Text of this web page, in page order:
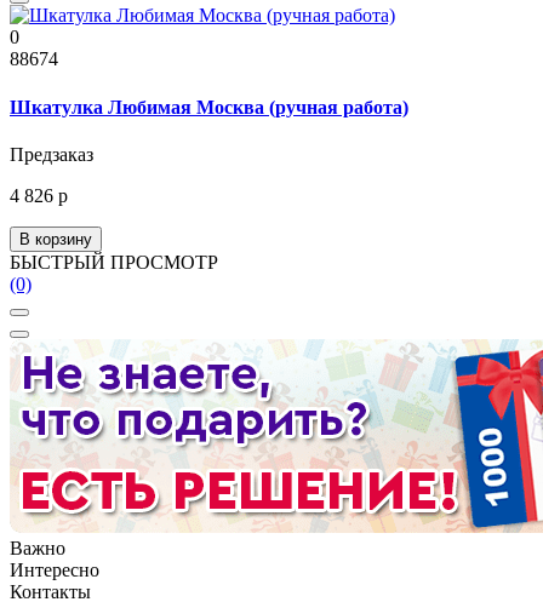
0
88674
Шкатулка Любимая Москва (ручная работа)
Предзаказ
4 826 р
В корзину
БЫСТРЫЙ ПРОСМОТР
(0)
Важно
Интересно
Контакты